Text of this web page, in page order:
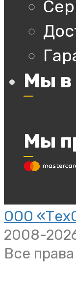
Мы в
Мы
ООО
2008-
Все